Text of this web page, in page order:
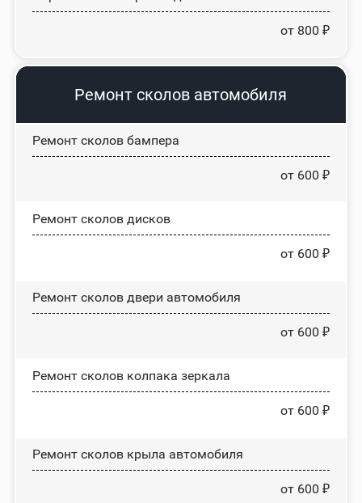
от 800 ₽
Ремонт сколов автомобиля
Ремонт сколов бампера
от 600 ₽
Ремонт сколов дисков
от 600 ₽
Ремонт сколов двери автомобиля
от 600 ₽
Ремонт сколов колпака зеркала
от 600 ₽
Ремонт сколов крыла автомобиля
от 600 ₽